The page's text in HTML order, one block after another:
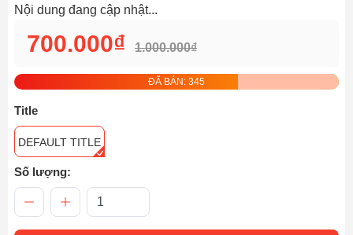
Nội dung đang cập nhật...
700.000₫ 1.000.000₫
ĐÃ BÁN: 345
Title
DEFAULT TITLE
Số lượng: